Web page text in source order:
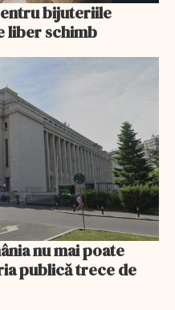
bijuteriile
liber schimb
nu mai poate
publică trece de